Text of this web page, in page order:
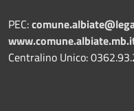
PEC:
Centralino Unico: